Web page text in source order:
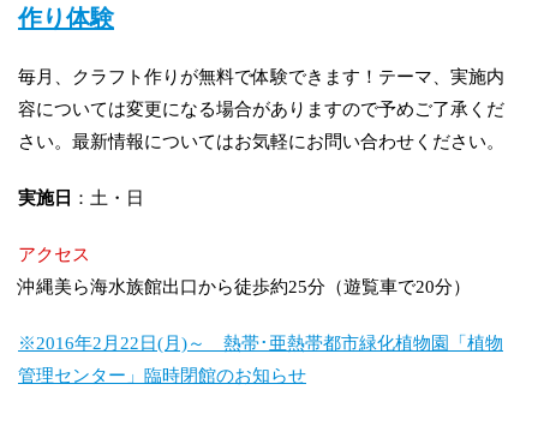
作り体験
毎月、クラフト作りが無料で体験できます！テーマ、実施内
容については変更になる場合がありますので予めご了承くだ
さい。最新情報についてはお気軽にお問い合わせください。
実施日 ：土・日
アクセス
沖縄美ら海水族館出口から徒歩約25分（遊覧車で20分）
※2016年2月22日(月)～ 熱帯･亜熱帯都市緑化植物園「植物
管理センター」臨時閉館のお知らせ